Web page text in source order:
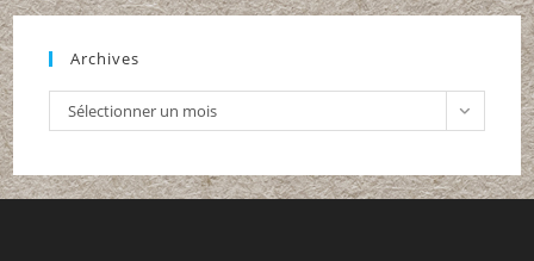
Archives
Archives
Sélectionner un mois